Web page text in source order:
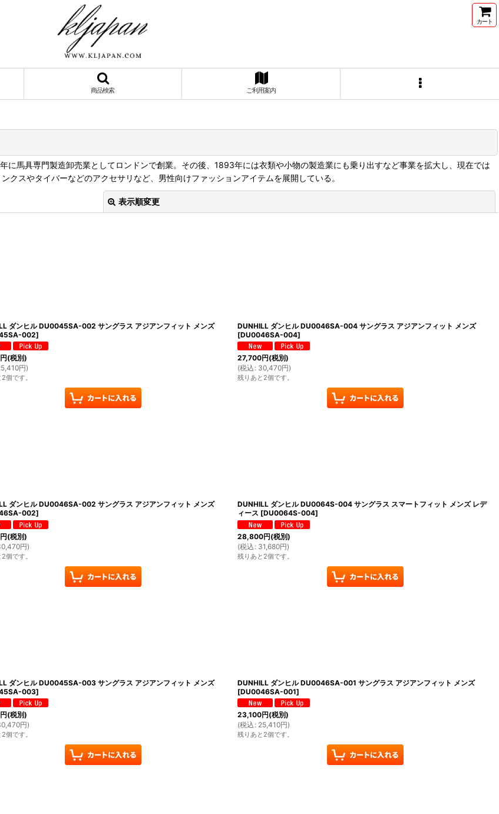
カート
商品検索 ご利用案内
馬具専門製造卸売業としてロンドンで創業。その後、1893年には衣類や小物の製造業にも乗り出すなど事業を拡大し、現在では
スやタイバーなどのアクセサリなど、男性向けファッションアイテムを展開している。
表示順変更
ダンヒル DU0045SA-002 サングラス アジアンフィット メンズ
002]
円(税別)
円)
個です。
DUNHILL ダンヒル DU0046SA-004 サングラス アジアンフィット メンズ
[DU0046SA-004]
27,700円(税別)
(税込 : 30,470円)
残りあと2個です。
ダンヒル DU0046SA-002 サングラス アジアンフィット メンズ
002]
円(税別)
円)
個です。
DUNHILL ダンヒル DU0064S-004 サングラス スマートフィット メンズ レデ
ィース [DU0064S-004]
28,800円(税別)
(税込 : 31,680円)
残りあと2個です。
ダンヒル DU0045SA-003 サングラス アジアンフィット メンズ
003]
円(税別)
円)
個です。
DUNHILL ダンヒル DU0046SA-001 サングラス アジアンフィット メンズ
[DU0046SA-001]
23,100円(税別)
(税込 : 25,410円)
残りあと2個です。